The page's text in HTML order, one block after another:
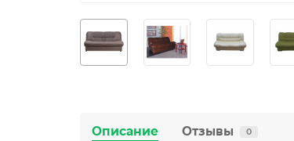
Описание Отзывы 0